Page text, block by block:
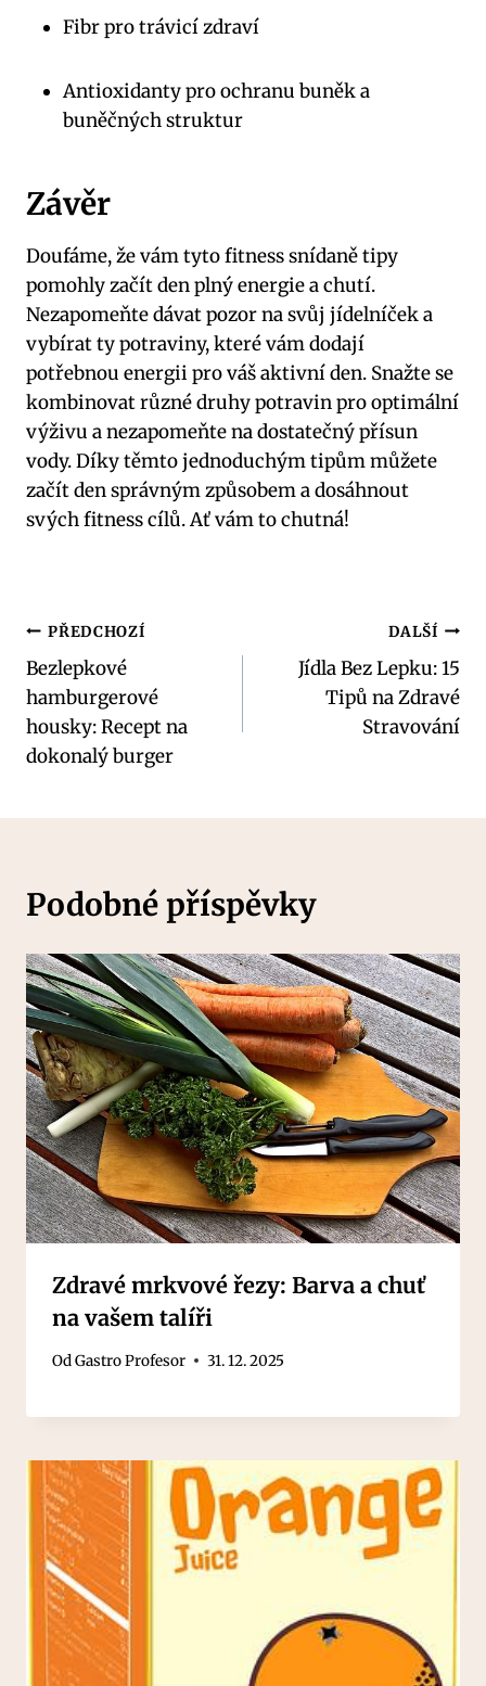
Fibr pro trávicí zdraví
Antioxidanty pro ochranu buněk a
buněčných struktur
Závěr
Doufáme, že vám tyto fitness snídaně tipy
pomohly začít den plný energie a chutí.
Nezapomeňte dávat pozor na svůj jídelníček a
vybírat ty potraviny, které vám dodají
potřebnou energii pro váš aktivní den. Snažte se
kombinovat různé druhy potravin pro optimální
výživu a nezapomeňte na dostatečný přísun
vody. Díky těmto jednoduchým tipům můžete
začít den správným způsobem a dosáhnout
svých fitness cílů. Ať vám to chutná!
Navigace
pro
příspěvek
PŘEDCHOZÍ
Bezlepkové
hamburgerové
housky: Recept na
dokonalý burger
DALŠÍ
Jídla Bez Lepku: 15
Tipů na Zdravé
Stravování
Podobné příspěvky
Zdravé mrkvové řezy: Barva a chuť
na vašem talíři
OdGastro Profesor 31. 12. 2025